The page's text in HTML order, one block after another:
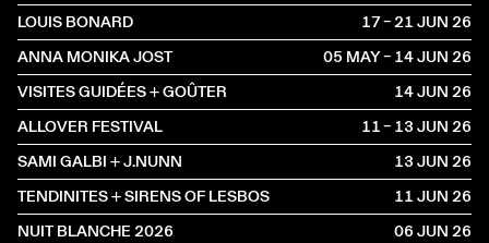
LOUIS BONARD
17 – 21 JUN2026
ANNA MONIKA JOST
05 MAY – 14 JUN2026
VISITES GUIDÉES + GOÛTER
14 JUN2026
ALLOVER FESTIVAL
11 – 13 JUN2026
SAMI GALBI + J.NUNN
13 JUN2026
TENDINITES + SIRENS OF LESBOS
11 JUN2026
NUIT BLANCHE 2026
06 JUN2026